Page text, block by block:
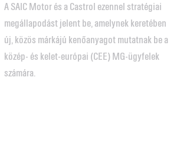
A SAIC Motor és a Castrol ezennel stratégiai
megállapodást jelent be, amelynek keretében
új, közös márkájú kenőanyagot mutatnak be a
közép- és kelet-európai (CEE) MG-ügyfelek
számára.